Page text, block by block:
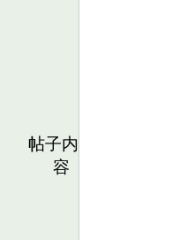
帖子内
容